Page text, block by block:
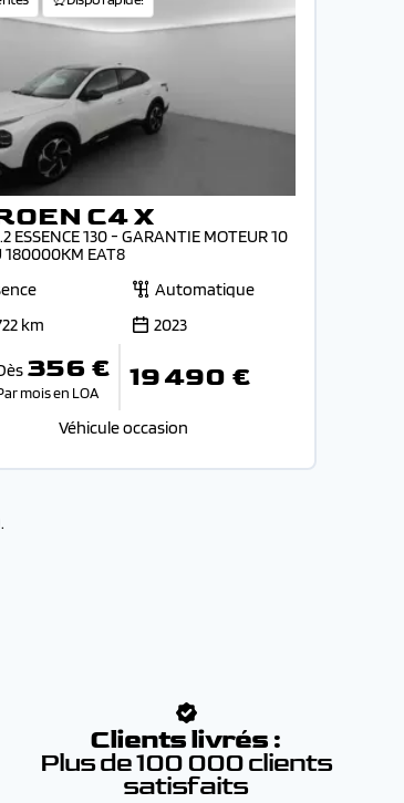
C4 X
ESSENCE 130 - GARANTIE MOTEUR 10
180000KM EAT8
Automatique
km
2023
356 €
mois en LOA 19 490 €
Véhicule occasion
Clients livrés :
Plus de 100 000 clients
satisfaits